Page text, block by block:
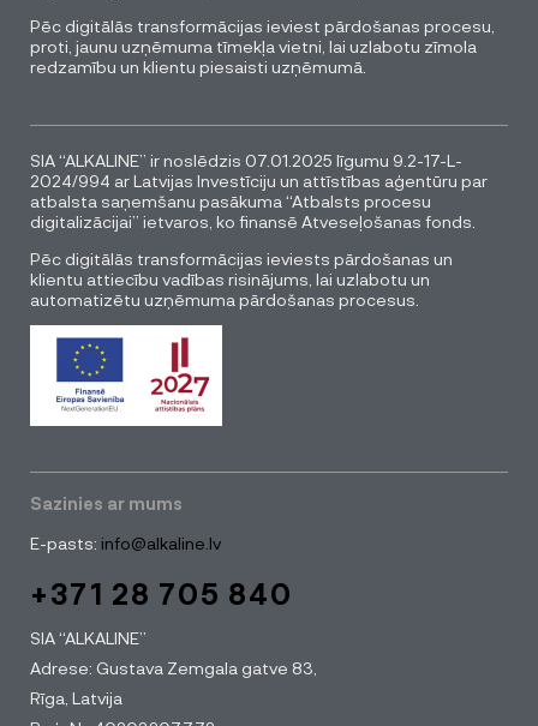
Pēc digitālās transformācijas ieviest pārdošanas procesu,
proti, jaunu uzņēmuma tīmekļa vietni, lai uzlabotu zīmola
redzamību un klientu piesaisti uzņēmumā.
SIA “ALKALINE” ir noslēdzis 07.01.2025 līgumu 9.2-17-L-
2024/994 ar Latvijas Investīciju un attīstības aģentūru par
atbalsta saņemšanu pasākuma “Atbalsts procesu
digitalizācijai” ietvaros, ko finansē Atveseļošanas fonds.
Pēc digitālās transformācijas ieviests pārdošanas un
klientu attiecību vadības risinājums, lai uzlabotu un
automatizētu uzņēmuma pārdošanas procesus.
Sazinies ar mums
E-pasts: info@alkaline.lv
+371 28 705 840
SIA “ALKALINE”
Adrese: Gustava Zemgala gatve 83,
Rīga, Latvija